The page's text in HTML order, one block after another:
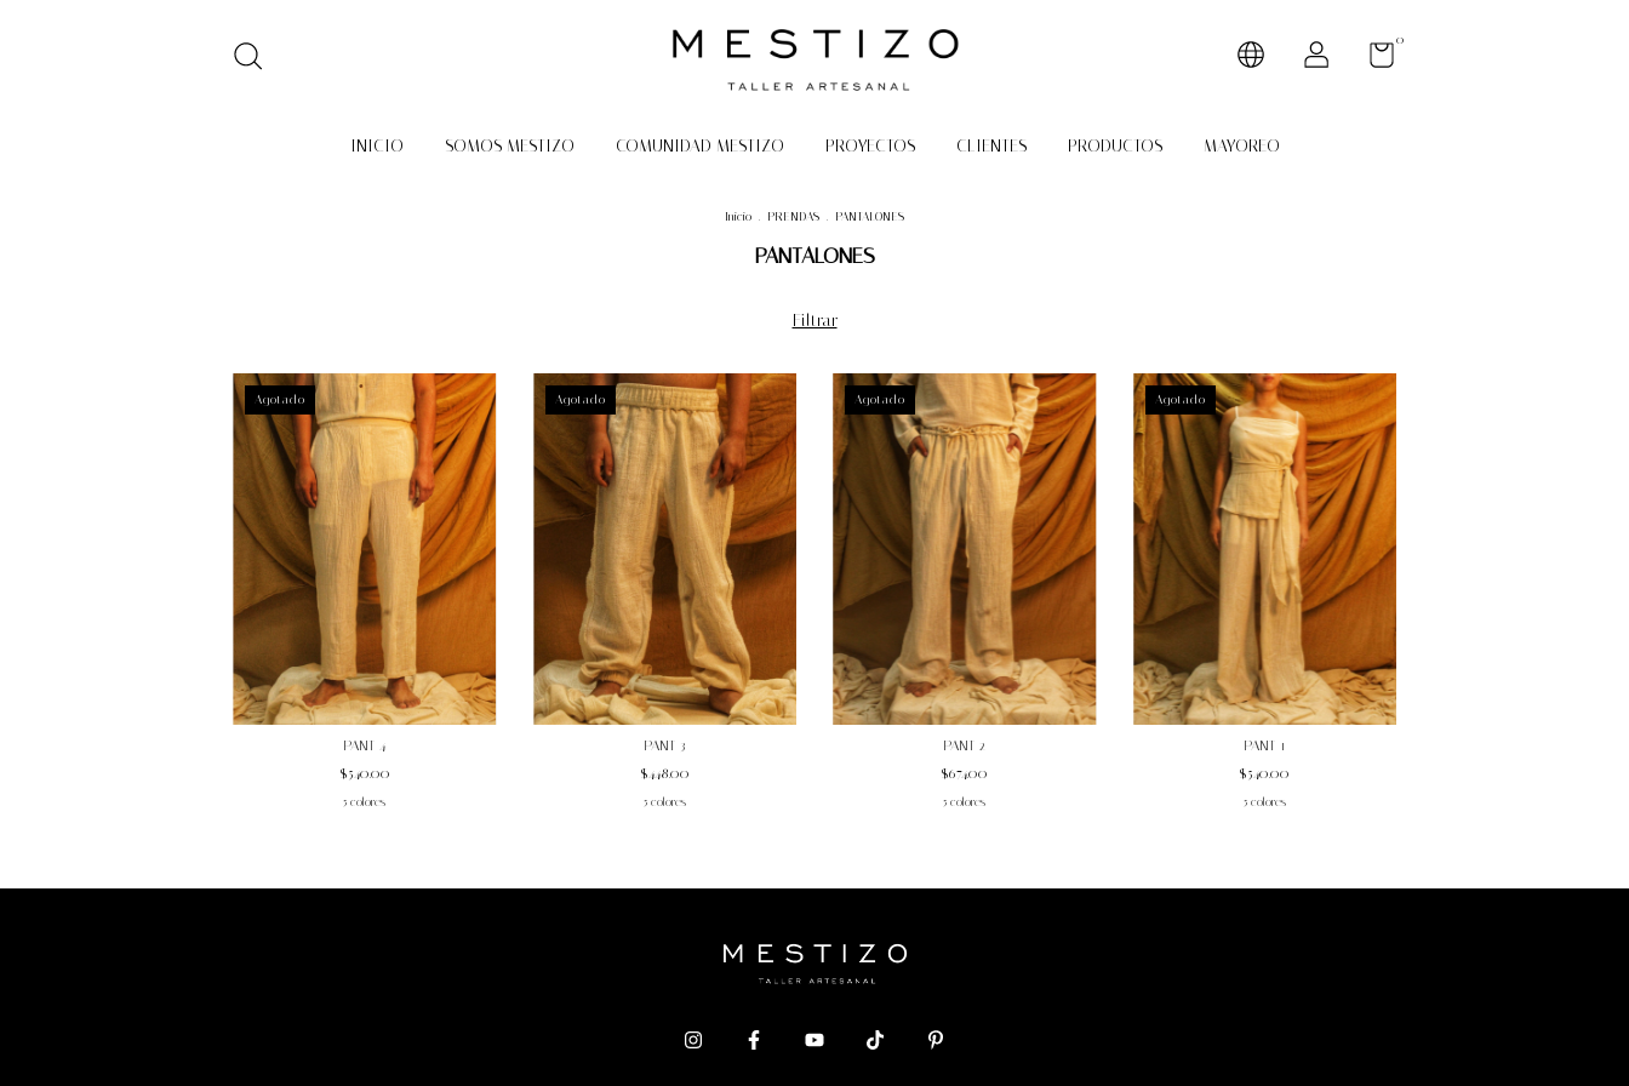
0
INICIO SOMOS MESTIZO COMUNIDAD MESTIZO PROYECTOS CLIENTES PRODUCTOS MAYOREO
Inicio . PRENDAS . PANTALONES
PANTALONES
Filtrar
Agotado
PANT 4
$540.00
5 colores
Agotado
PANT 3
$448.00
5 colores
Agotado
PANT 2
$674.00
5 colores
Agotado
PANT 1
$540.00
5 colores